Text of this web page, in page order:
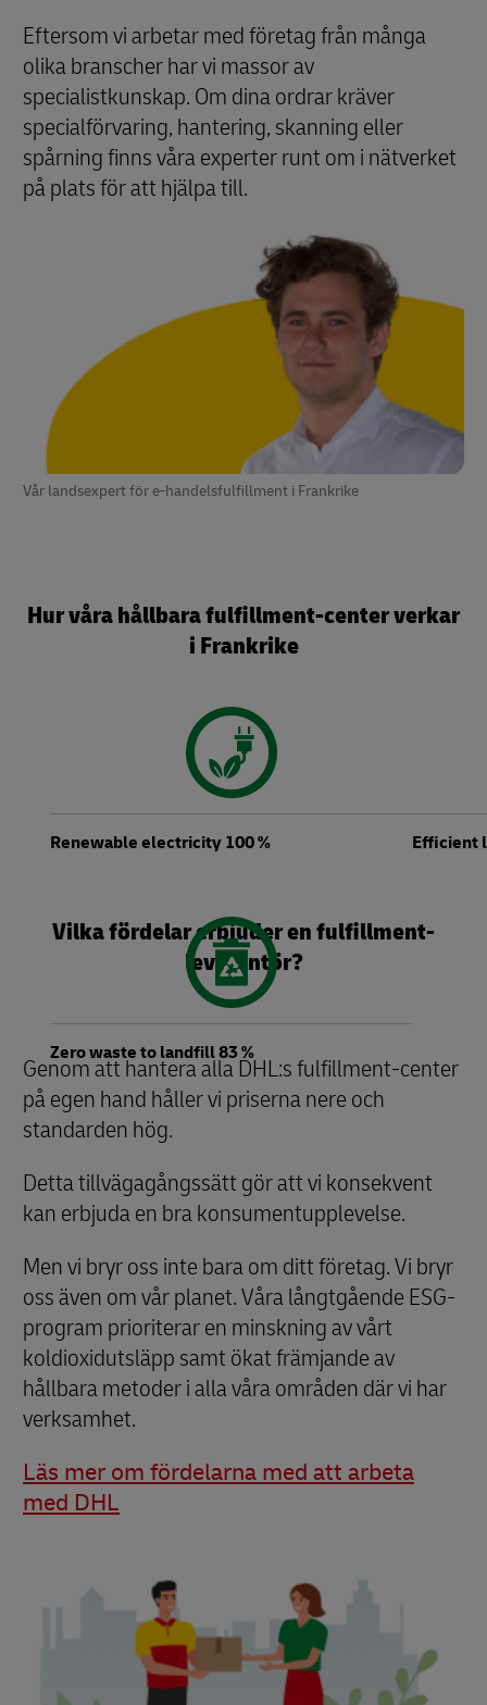
Vår landsexpert för e-handelsfulfillment i Frankrike
Eftersom vi arbetar med företag från många
olika branscher har vi massor av
specialistkunskap. Om dina ordrar kräver
specialförvaring, hantering, skanning eller
spårning finns våra experter runt om i nätverket
på plats för att hjälpa till.
Hur våra hållbara fulfillment-center verkar
i Frankrike
Renewable electricity 100 % Efficient
Zero waste to landfill 83 %
Vilka fördelar erbjuder en fulfillment-
leverantör?
Genom att hantera alla DHL:s fulfillment-center
på egen hand håller vi priserna nere och
standarden hög.
Detta tillvägagångssätt gör att vi konsekvent
kan erbjuda en bra konsumentupplevelse.
Men vi bryr oss inte bara om ditt företag. Vi bryr
oss även om vår planet. Våra långtgående ESG-
program prioriterar en minskning av vårt
koldioxidutsläpp samt ökat främjande av
hållbara metoder i alla våra områden där vi har
verksamhet.
Läs mer om fördelarna med att arbeta
med DHL